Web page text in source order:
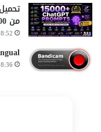
من 15,000 برومبت احترافي للذكاء الاصطناعي
8:52 م 27 يوليو، 2026
8:36 ص 19 سبتمبر، 2025